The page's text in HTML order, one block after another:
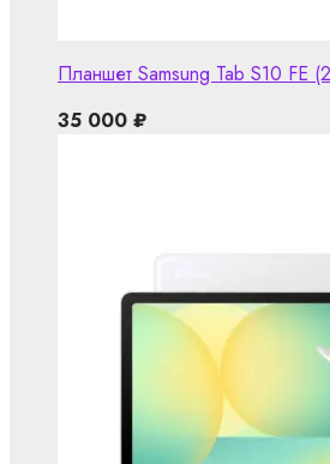
Планшет Samsung Tab S10 FE
35 000 ₽